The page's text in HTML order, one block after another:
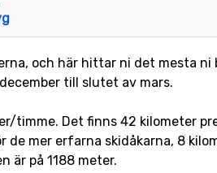
och här hittar ni det mesta ni
till slutet av mars.
timme. Det finns 42 kilometer
mer erfarna skidåkarna, 8
är på 1188 meter.